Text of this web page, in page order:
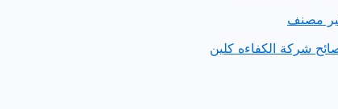
مصنف
شركة الكفاءه كلين